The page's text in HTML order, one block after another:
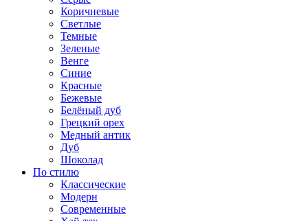
Коричневые
Светлые
Темные
Зеленые
Венге
Синие
Красные
Бежевые
Белёный дуб
Грецкий орех
Медный антик
Дуб
Шоколад
По стилю
Классические
Модерн
Современные